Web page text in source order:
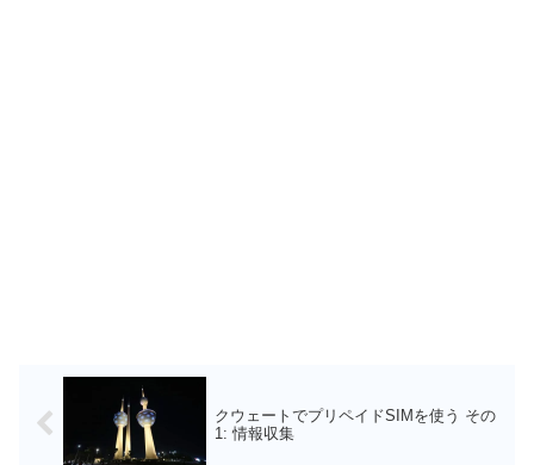
クウェートでプリペイドSIMを使う その
1: 情報収集